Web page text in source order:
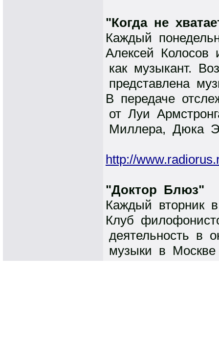
"Когда не
Каждый
Алексей Колосов
как музыкант.
представлена
В передаче
от Луи
Миллера, Дюка
http://
"Доктор Блюз"
Каждый вторник
Клуб
деятельность в
музыки в Москве